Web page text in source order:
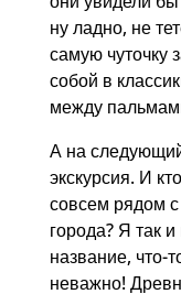
ну ладно, не
самую чуточку
собой в
между
А на
экскурсия. И
совсем рядом
города? Я так
название, что-
неважно!